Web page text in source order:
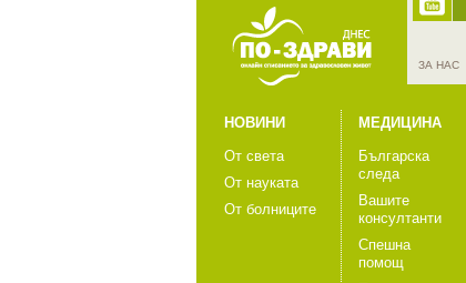
ЗА НАС
НОВИНИ
От света
От науката
От болниците
МЕДИЦИНА
Българска
следа
Вашите
консултанти
Спешна
помощ